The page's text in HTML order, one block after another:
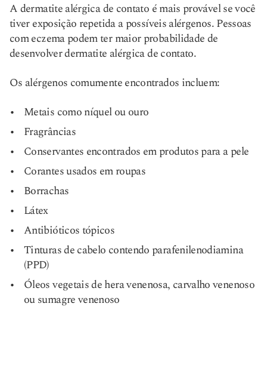
A dermatite alérgica de contato é mais provável se você
tiver exposição repetida a possíveis alérgenos. Pessoas
com eczema podem ter maior probabilidade de
desenvolver dermatite alérgica de contato.
Os alérgenos comumente encontrados incluem:
Metais como níquel ou ouro
Fragrâncias
Conservantes encontrados em produtos para a pele
Corantes usados em roupas
Borrachas
Látex
Antibióticos tópicos
Tinturas de cabelo contendo parafenilenodiamina
(PPD)
Óleos vegetais de hera venenosa, carvalho venenoso
ou sumagre venenoso